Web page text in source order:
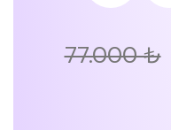
77.000 ₺